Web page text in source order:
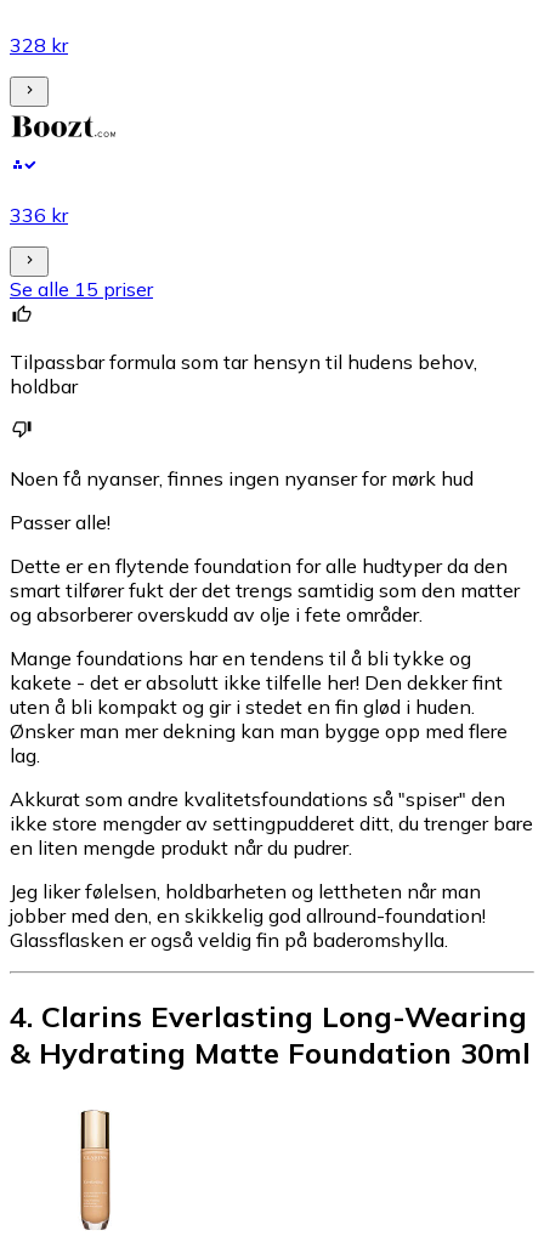
328 kr
336 kr
Se alle 15 priser
Tilpassbar formula som tar hensyn til hudens behov,
holdbar
Noen få nyanser, finnes ingen nyanser for mørk hud
Passer alle!
Dette er en flytende foundation for alle hudtyper da den
smart tilfører fukt der det trengs samtidig som den matter
og absorberer overskudd av olje i fete områder.
Mange foundations har en tendens til å bli tykke og
kakete - det er absolutt ikke tilfelle her! Den dekker fint
uten å bli kompakt og gir i stedet en fin glød i huden.
Ønsker man mer dekning kan man bygge opp med flere
lag.
Akkurat som andre kvalitetsfoundations så "spiser" den
ikke store mengder av settingpudderet ditt, du trenger bare
en liten mengde produkt når du pudrer.
Jeg liker følelsen, holdbarheten og lettheten når man
jobber med den, en skikkelig god allround-foundation!
Glassflasken er også veldig fin på baderomshylla.
4. Clarins Everlasting Long-Wearing
& Hydrating Matte Foundation 30ml